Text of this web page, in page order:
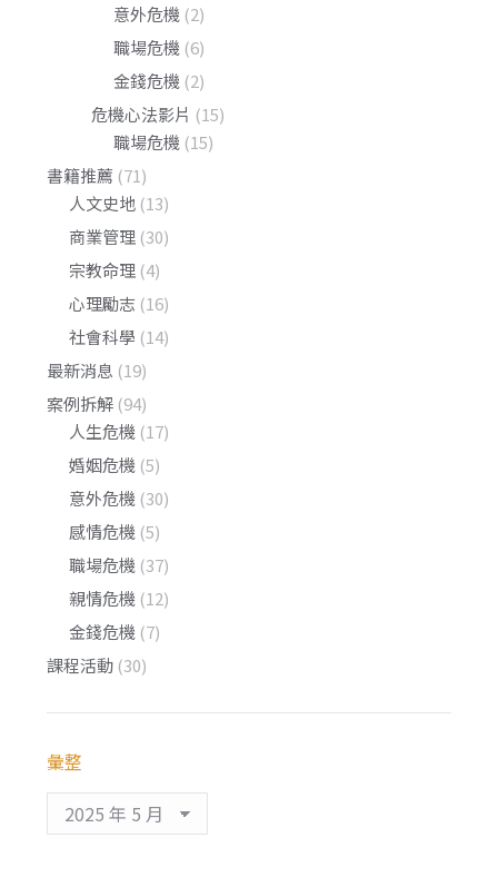
意外危機 (2)
職場危機 (6)
金錢危機 (2)
危機心法影片 (15)
職場危機 (15)
書籍推薦 (71)
人文史地 (13)
商業管理 (30)
宗教命理 (4)
心理勵志 (16)
社會科學 (14)
最新消息 (19)
案例拆解 (94)
人生危機 (17)
婚姻危機 (5)
意外危機 (30)
感情危機 (5)
職場危機 (37)
親情危機 (12)
金錢危機 (7)
課程活動 (30)
彙整
整